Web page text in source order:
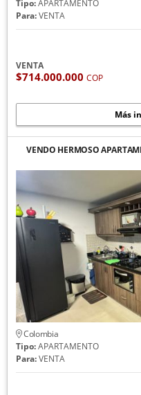
Tipo:APARTAMENTO
Para:VENTA
VENTA
$714.000.000 COP
Más
VENDO HERMOSO
Colombia
Tipo:APARTAMENTO
Para:VENTA